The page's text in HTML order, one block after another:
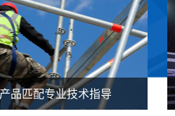
品匹配专业技术指导